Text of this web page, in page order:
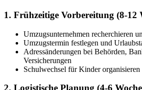
1. Frühzeitige Vorbereitung (8-12
Umzugsunternehmen recherchieren
Umzugstermin festlegen und
Adressänderungen bei Behörden,
Versicherungen
Schulwechsel für Kinder organisieren